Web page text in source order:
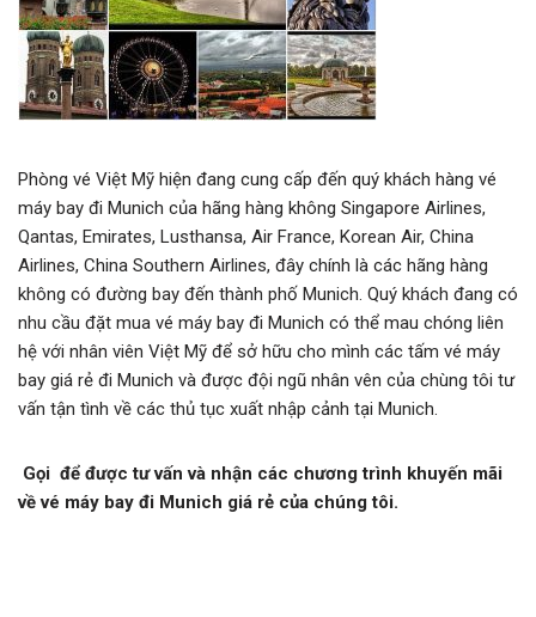
Phòng vé Việt Mỹ hiện đang cung cấp đến quý khách hàng vé
máy bay đi Munich của hãng hàng không Singapore Airlines,
Qantas, Emirates, Lusthansa, Air France, Korean Air, China
Airlines, China Southern Airlines, đây chính là các hãng hàng
không có đường bay đến thành phố Munich. Quý khách đang có
nhu cầu đặt mua vé máy bay đi Munich có thể mau chóng liên
hệ với nhân viên Việt Mỹ để sở hữu cho mình các tấm vé máy
bay giá rẻ đi Munich và được đội ngũ nhân vên của chùng tôi tư
vấn tận tình về các thủ tục xuất nhập cảnh tại Munich.
Gọi để được tư vấn và nhận các chương trình khuyến mãi
về vé máy bay đi Munich giá rẻ của chúng tôi.